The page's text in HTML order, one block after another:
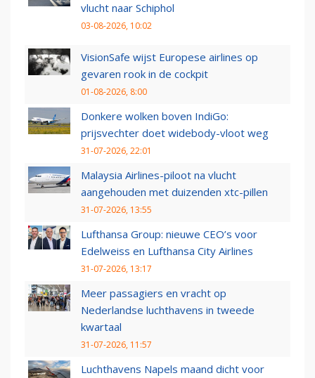
vlucht naar Schiphol
03-08-2026, 10:02
VisionSafe wijst Europese airlines op
gevaren rook in de cockpit
01-08-2026, 8:00
Donkere wolken boven IndiGo:
prijsvechter doet widebody-vloot weg
31-07-2026, 22:01
Malaysia Airlines-piloot na vlucht
aangehouden met duizenden xtc-pillen
31-07-2026, 13:55
Lufthansa Group: nieuwe CEO’s voor
Edelweiss en Lufthansa City Airlines
31-07-2026, 13:17
Meer passagiers en vracht op
Nederlandse luchthavens in tweede
kwartaal
31-07-2026, 11:57
Luchthavens Napels maand dicht voor